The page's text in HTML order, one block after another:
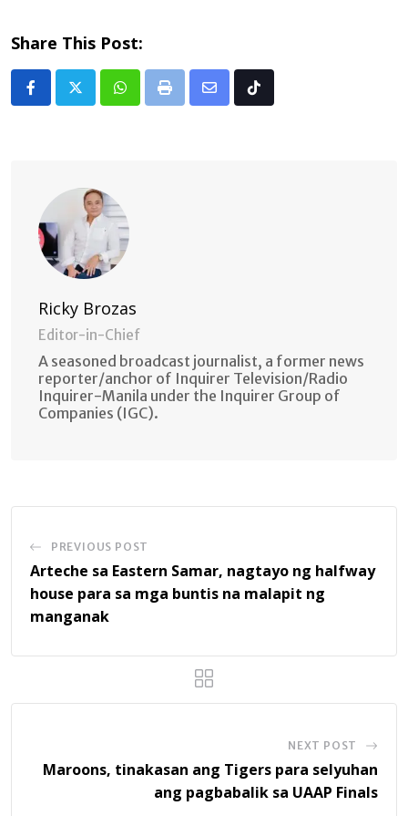
Share This Post:
Whatsapp
Print
Share Tiktok
Ricky Brozas
Editor-in-Chief
A seasoned broadcast journalist, a former news
reporter/anchor of Inquirer Television/Radio
Inquirer-Manila under the Inquirer Group of
Companies (IGC).
PREVIOUS POST
Arteche sa Eastern Samar, nagtayo ng halfway
house para sa mga buntis na malapit ng
manganak
NEXT POST
Maroons, tinakasan ang Tigers para selyuhan
ang pagbabalik sa UAAP Finals